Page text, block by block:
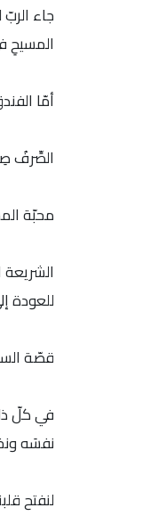
جاء
المسيحِ
أمّا
الصِّرفُ
محبّة
للعودة
قصّة
في كلّ
نفسَه
لنفتح